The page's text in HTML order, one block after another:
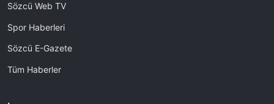
Sözcü Web TV
Spor Haberleri
Sözcü E-Gazete
Tüm Haberler